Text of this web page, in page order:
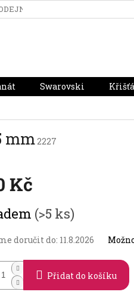
Swarovski
mm2227
Kč
(>5 ks)
doručit do: 11.8.2026
Přidat do košíku